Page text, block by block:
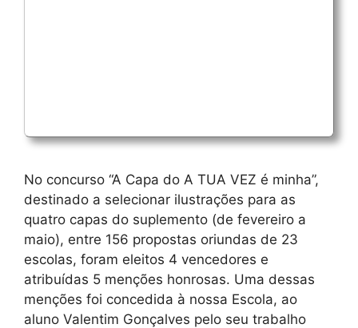
No concurso “A Capa do A TUA VEZ é minha”,
destinado a selecionar ilustrações para as
quatro capas do suplemento (de fevereiro a
maio), entre 156 propostas oriundas de 23
escolas, foram eleitos 4 vencedores e
atribuídas 5 menções honrosas. Uma dessas
menções foi concedida à nossa Escola, ao
aluno Valentim Gonçalves pelo seu trabalho